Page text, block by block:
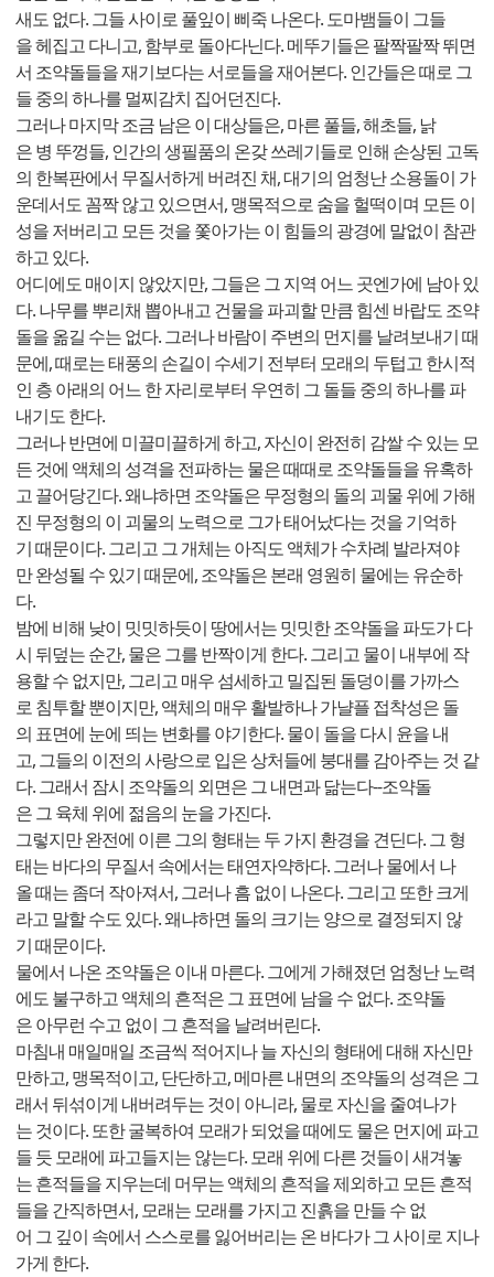
새도 없다. 그들 사이로 풀잎이 삐죽 나온다. 도마뱀들이 그들
을 헤집고 다니고, 함부로 돌아다닌다. 메뚜기들은 팔짝팔짝 뛰면
서 조약돌들을 재기보다는 서로들을 재어본다. 인간들은 때로 그
들 중의 하나를 멀찌감치 집어던진다.
그러나 마지막 조금 남은 이 대상들은, 마른 풀들, 해초들, 낡
은 병 뚜껑들, 인간의 생필품의 온갖 쓰레기들로 인해 손상된 고독
의 한복판에서 무질서하게 버려진 채, 대기의 엄청난 소용돌이 가
운데서도 꼼짝 않고 있으면서, 맹목적으로 숨을 헐떡이며 모든 이
성을 저버리고 모든 것을 쫓아가는 이 힘들의 광경에 말없이 참관
하고 있다.
어디에도 매이지 않았지만, 그들은 그 지역 어느 곳엔가에 남아 있
다. 나무를 뿌리채 뽑아내고 건물을 파괴할 만큼 힘센 바랍도 조약
돌을 옮길 수는 없다. 그러나 바람이 주변의 먼지를 날려보내기 때
문에, 때로는 태풍의 손길이 수세기 전부터 모래의 두텁고 한시적
인 층 아래의 어느 한 자리로부터 우연히 그 돌들 중의 하나를 파
내기도 한다.
그러나 반면에 미끌미끌하게 하고, 자신이 완전히 감쌀 수 있는 모
든 것에 액체의 성격을 전파하는 물은 때때로 조약돌들을 유혹하
고 끌어당긴다. 왜냐하면 조약돌은 무정형의 돌의 괴물 위에 가해
진 무정형의 이 괴물의 노력으로 그가 태어났다는 것을 기억하
기 때문이다. 그리고 그 개체는 아직도 액체가 수차례 발라져야
만 완성될 수 있기 때문에, 조약돌은 본래 영원히 물에는 유순하
다.
밤에 비해 낮이 밋밋하듯이 땅에서는 밋밋한 조약돌을 파도가 다
시 뒤덮는 순간, 물은 그를 반짝이게 한다. 그리고 물이 내부에 작
용할 수 없지만, 그리고 매우 섬세하고 밀집된 돌덩이를 가까스
로 침투할 뿐이지만, 액체의 매우 활발하나 가냘플 접착성은 돌
의 표면에 눈에 띄는 변화를 야기한다. 물이 돌을 다시 윤을 내
고, 그들의 이전의 사랑으로 입은 상처들에 붕대를 감아주는 것 같
다. 그래서 잠시 조약돌의 외면은 그 내면과 닮는다--조약돌
은 그 육체 위에 젊음의 눈을 가진다.
그렇지만 완전에 이른 그의 형태는 두 가지 환경을 견딘다. 그 형
태는 바다의 무질서 속에서는 태연자약하다. 그러나 물에서 나
올 때는 좀더 작아져서, 그러나 흠 없이 나온다. 그리고 또한 크게
라고 말할 수도 있다. 왜냐하면 돌의 크기는 양으로 결정되지 않
기 때문이다.
물에서 나온 조약돌은 이내 마른다. 그에게 가해졌던 엄청난 노력
에도 불구하고 액체의 흔적은 그 표면에 남을 수 없다. 조약돌
은 아무런 수고 없이 그 흔적을 날려버린다.
마침내 매일매일 조금씩 적어지나 늘 자신의 형태에 대해 자신만
만하고, 맹목적이고, 단단하고, 메마른 내면의 조약돌의 성격은 그
래서 뒤섞이게 내버려두는 것이 아니라, 물로 자신을 줄여나가
는 것이다. 또한 굴복하여 모래가 되었을 때에도 물은 먼지에 파고
들 듯 모래에 파고들지는 않는다. 모래 위에 다른 것들이 새겨놓
는 흔적들을 지우는데 머무는 액체의 흔적을 제외하고 모든 흔적
들을 간직하면서, 모래는 모래를 가지고 진흙을 만들 수 없
어 그 깊이 속에서 스스로를 잃어버리는 온 바다가 그 사이로 지나
가게 한다.